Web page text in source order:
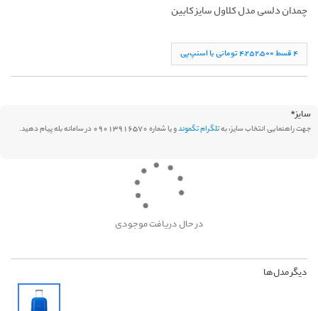
چمدان دلسی مدل كلاول سایز کابین
۴ قسط ۴,۲۵۲,۵۰۰ تومانی با اسنپ‌پی
سایز*
جهت راهنمایی انتخاب سایز، بهتلگرام تگموندو یا شماره 09013916570 در سامانه بله پیام دهید.
در حال دریافت موجودی
دیگر مدل‌ها